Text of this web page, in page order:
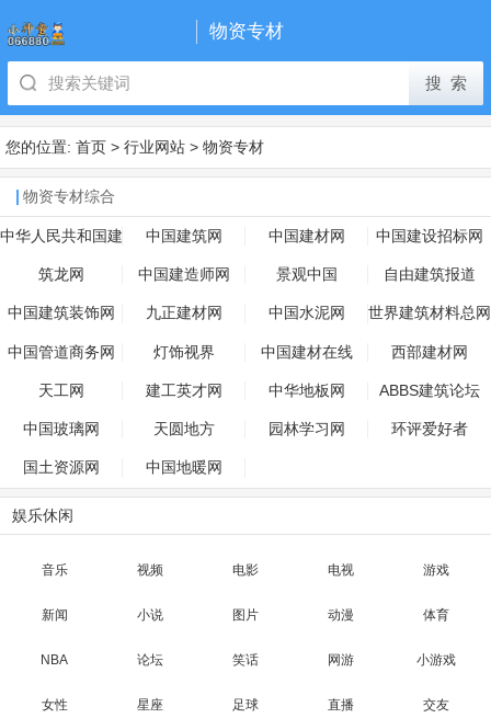
物资专材
您的位置: 首页 > 行业网站 > 物资专材
物资专材综合
中华人民共和国建
设部
中国建筑网 中国建材网 中国建设招标网
筑龙网 中国建造师网 景观中国 自由建筑报道
中国建筑装饰网 九正建材网 中国水泥网 世界建筑材料总网
中国管道商务网 灯饰视界 中国建材在线 西部建材网
天工网 建工英才网 中华地板网 ABBS建筑论坛
中国玻璃网 天圆地方 园林学习网 环评爱好者
国土资源网 中国地暖网
娱乐休闲
音乐 视频 电影 电视 游戏
新闻 小说 图片 动漫 体育
NBA 论坛 笑话 网游 小游戏
女性 星座 足球 直播 交友